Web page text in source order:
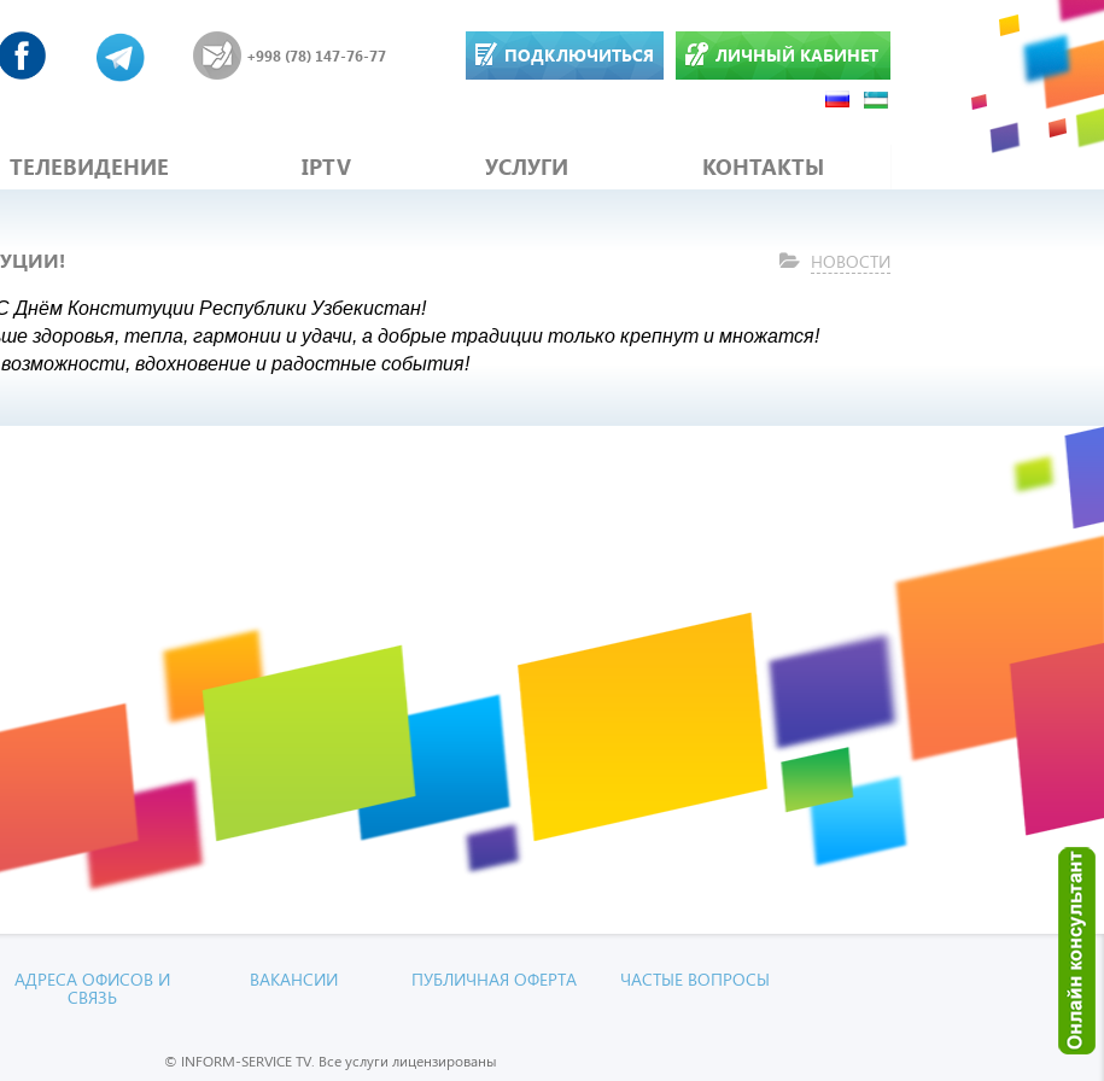
+998 (78) 147-76-77 ПОДКЛЮЧИТЬСЯ ЛИЧНЫЙ КАБИНЕТ
ТЕЛЕВИДЕНИЕ IPTV УСЛУГИ КОНТАКТЫ
НОВОСТИ
Днём Конституции Республики Узбекистан!
здоровья, тепла, гармонии и удачи, а добрые традиции только крепнут и множатся!
вдохновение и радостные события!
АДРЕСА ОФИСОВ И
СВЯЗЬ
ВАКАНСИИ ПУБЛИЧНАЯ ОФЕРТА ЧАСТЫЕ ВОПРОСЫ
© INFORM-SERVICE TV. Все услуги лицензированы